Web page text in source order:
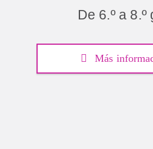
De 6.º a 8.º
Más